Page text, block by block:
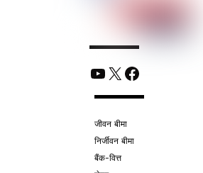
YouTube
X Facebook
जीवन बीमा
निर्जीवन बीमा
बैंक-वित्त